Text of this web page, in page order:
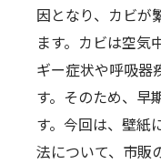
因となり、カビが
ます。カビは空気
ギー症状や呼吸器
す。そのため、早
す。今回は、壁紙
法について、市販